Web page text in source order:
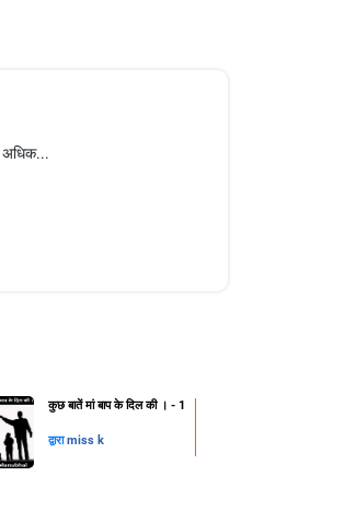
अधिक...
कुछ बातें मां बाप के दिल की । - 1
द्वाराmiss k